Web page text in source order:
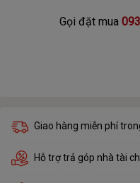
Gọi đặt mua
Giao hàng miễn phí
Hỗ trợ trả góp nhà tài